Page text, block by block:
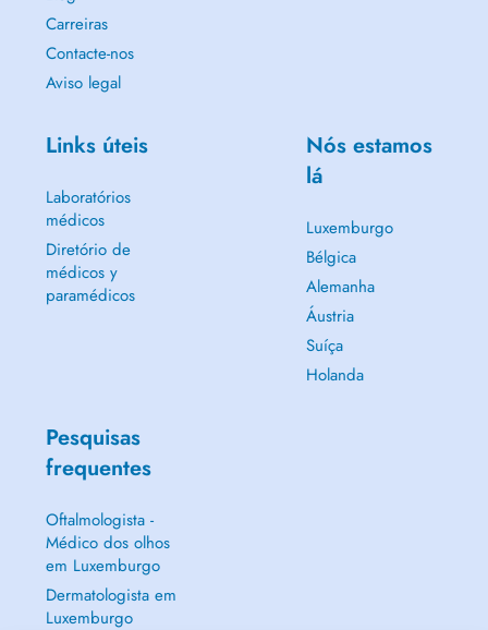
Carreiras
Contacte-nos
Aviso legal
Links úteis
Laboratórios
médicos
Diretório de
médicos y
paramédicos
Nós estamos
lá
Luxemburgo
Bélgica
Alemanha
Áustria
Suíça
Holanda
Pesquisas
frequentes
Oftalmologista -
Médico dos olhos
em Luxemburgo
Dermatologista em
Luxemburgo